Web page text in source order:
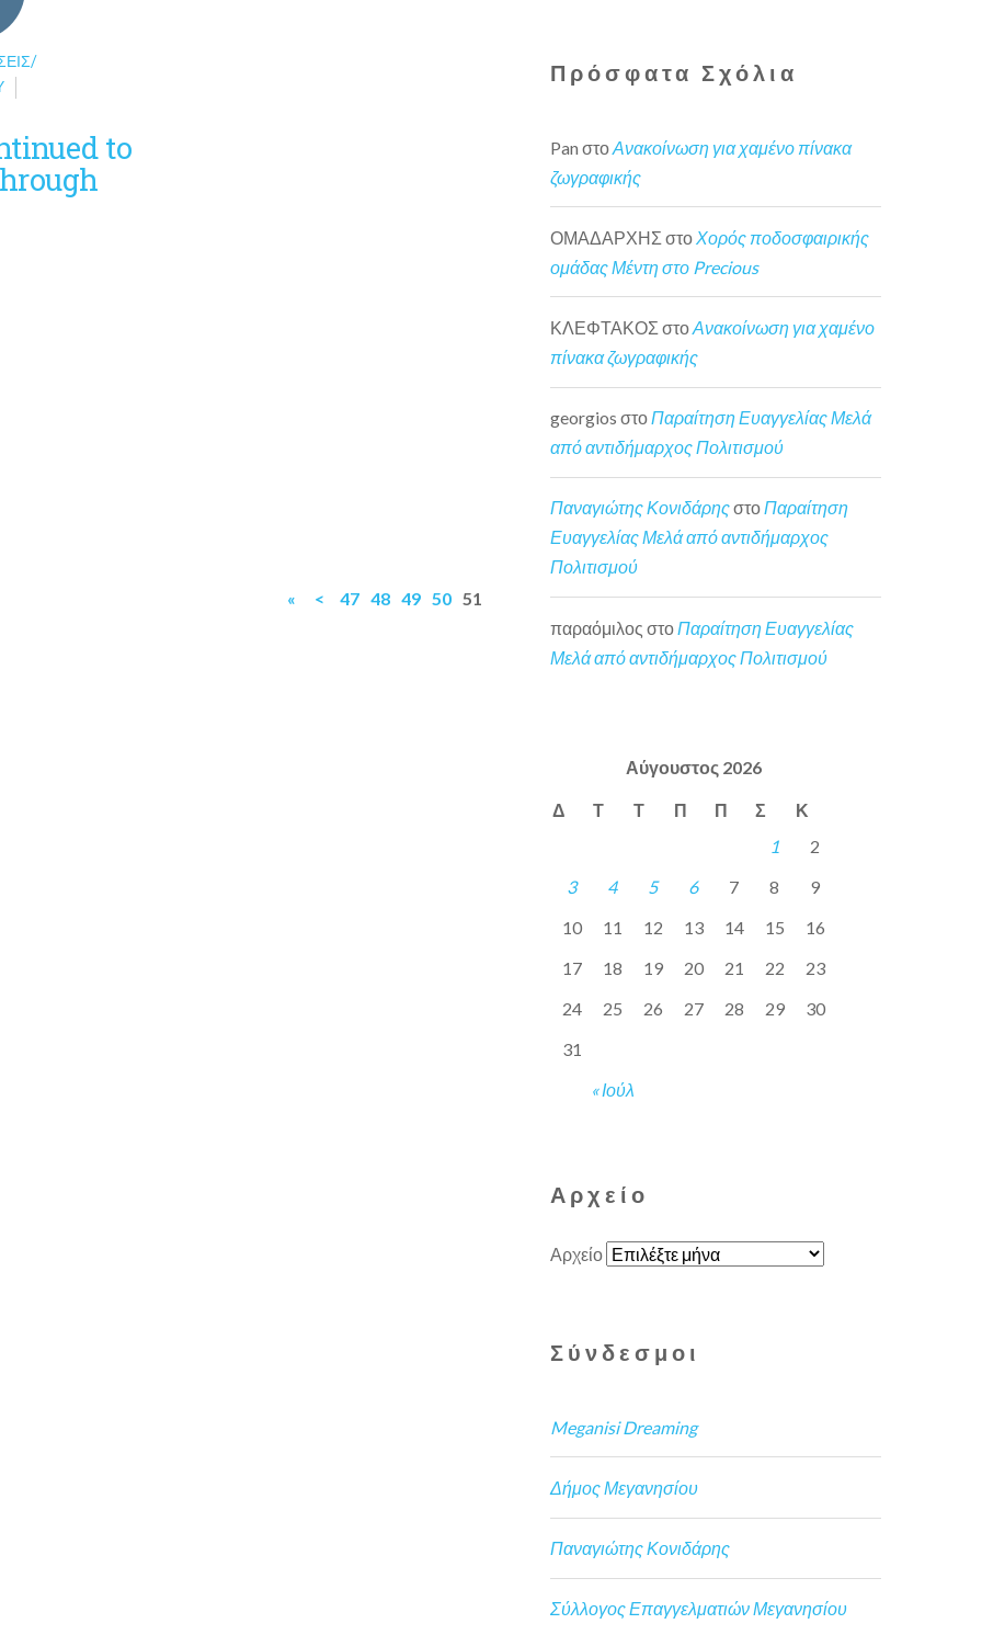
to
« < 47 48 49 50 51
Πρόσφατα Σχόλια
Pan στοΑνακοίνωση για χαμένο πίνακα
ζωγραφικής
ΟΜΑΔΑΡΧΗΣ στο Χορός ποδοσφαιρικής
ομάδας Μέντη στο Precious
ΚΛΕΦΤΑΚΟΣ στοΑνακοίνωση για χαμένο
πίνακα ζωγραφικής
georgios στοΠαραίτηση Ευαγγελίας Μελά
από αντιδήμαρχος Πολιτισμού
Παναγιώτης ΚονιδάρηςστοΠαραίτηση
Ευαγγελίας Μελά από αντιδήμαρχος
Πολιτισμού
παραόμιλος στο Παραίτηση Ευαγγελίας
Μελά από αντιδήμαρχος Πολιτισμού
Αύγουστος 2026
Δ Τ Τ Π Π Σ Κ
« Ιούλ
1
2
3
4 5 6 7 8
9
10
11 12 13 14 15
16
17
18 19 20 21 22
23
24
25 26 27 28 29
30
31
Αρχείο
Αρχείο
Σύνδεσμοι
Meganisi Dreaming
Δήμος Μεγανησίου
Παναγιώτης Κονιδάρης
Σύλλογος Επαγγελματιών Μεγανησίου